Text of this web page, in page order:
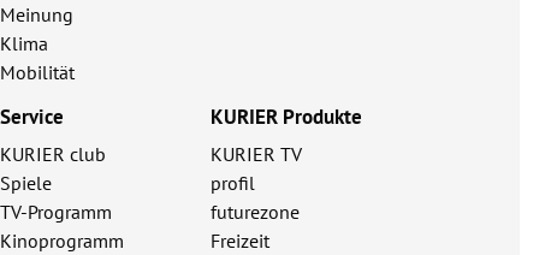
Meinung
Klima
Mobilität
Service
KURIER club
Spiele
TV-Programm
Kinoprogramm
KURIER Produkte
KURIER TV
profil
futurezone
Freizeit